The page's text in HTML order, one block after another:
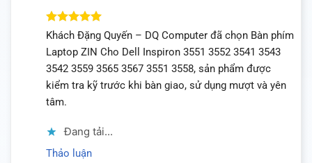
Được xếp
5
sao
Khách Đặng Quyến – DQ Computer đã chọn Bàn phím
Laptop ZIN Cho Dell Inspiron 3551 3552 3541 3543
3542 3559 3565 3567 3551 3558, sản phẩm được
kiểm tra kỹ trước khi bàn giao, sử dụng mượt và yên
tâm.
Đang tải...
Thảo luận